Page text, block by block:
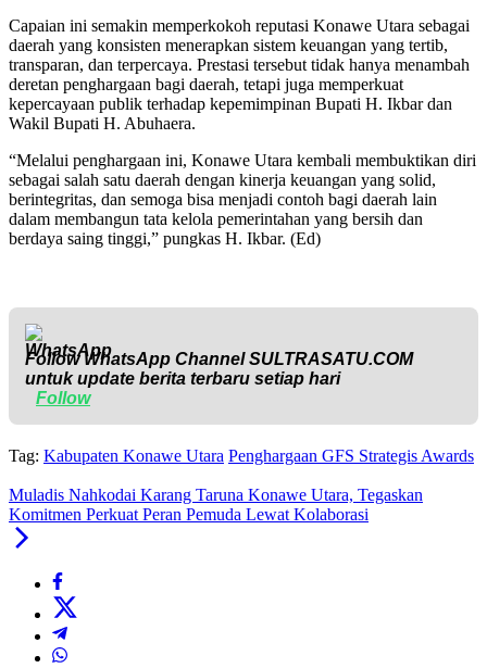
Capaian ini semakin memperkokoh reputasi Konawe Utara sebagai
daerah yang konsisten menerapkan sistem keuangan yang tertib,
transparan, dan terpercaya. Prestasi tersebut tidak hanya menambah
deretan penghargaan bagi daerah, tetapi juga memperkuat
kepercayaan publik terhadap kepemimpinan Bupati H. Ikbar dan
Wakil Bupati H. Abuhaera.
“Melalui penghargaan ini, Konawe Utara kembali membuktikan diri
sebagai salah satu daerah dengan kinerja keuangan yang solid,
berintegritas, dan semoga bisa menjadi contoh bagi daerah lain
dalam membangun tata kelola pemerintahan yang bersih dan
berdaya saing tinggi,” pungkas H. Ikbar. (Ed)
Follow WhatsApp ChannelSULTRASATU.COM
untuk update berita terbaru setiap hari
Follow
Tag: Kabupaten Konawe Utara Penghargaan GFS Strategis Awards
Muladis Nahkodai Karang Taruna Konawe Utara, Tegaskan
Komitmen Perkuat Peran Pemuda Lewat Kolaborasi